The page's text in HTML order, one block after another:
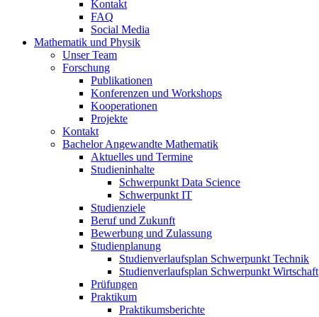
Kontakt
FAQ
Social Media
Mathematik und Physik
Unser Team
Forschung
Publikationen
Konferenzen und Workshops
Kooperationen
Projekte
Kontakt
Bachelor Angewandte Mathematik
Aktuelles und Termine
Studieninhalte
Schwerpunkt Data Science
Schwerpunkt IT
Studienziele
Beruf und Zukunft
Bewerbung und Zulassung
Studienplanung
Studienverlaufsplan Schwerpunkt Technik
Studienverlaufsplan Schwerpunkt Wirtschaft
Prüfungen
Praktikum
Praktikumsberichte